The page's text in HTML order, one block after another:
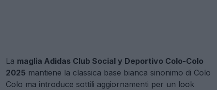
La maglia Adidas Club Social y Deportivo Colo-Colo
2025 mantiene la classica base bianca sinonimo di Colo
Colo ma introduce sottili aggiornamenti per un look